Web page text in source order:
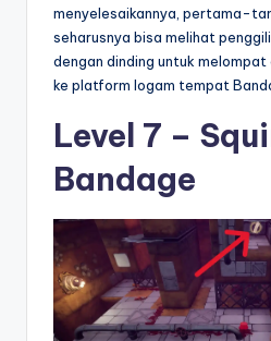
menyelesaikannya, pertama-
seharusnya bisa melihat
dengan dinding untuk melompat
ke platform logam tempat
Level 7 –
Bandage